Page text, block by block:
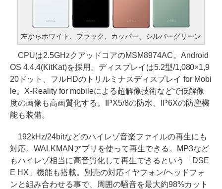
左からホワイト、ブラック、カッパー、シルバーグリーン
CPUは2.5GHzクアッドコアのMSM8974AC。Android
OS 4.4.4(KitKat)を採用。ディスプレイは5.2型/1,080×1,9
20ドット、フルHDのトリルミナスディスプレイ for Mobi
le。X-Reality for mobileによる超解像技術などで低解像
度の画像も高画質化する。IPX5/8の防水、IP6Xの防塵機
能も装備。
192kHz/24bitなどのハイレゾ音楽ファイルの再生にも
対応。WALKMANアプリを使って再生できる。MP3など
もハイレゾ相当に高音質化して再生できるという「DSE
E HX」機能も搭載。別売の対応イヤフォン/ヘッドフォ
ンと組み合わせる事で、周囲の騒音を最大約98%カット